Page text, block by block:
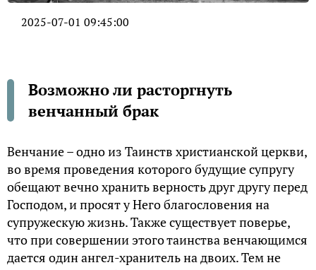
2025-07-01 09:45:00
Возможно ли расторгнуть
венчанный брак
Венчание – одно из Таинств христианской церкви,
во время проведения которого будущие супругу
обещают вечно хранить верность друг другу перед
Господом, и просят у Него благословения на
супружескую жизнь. Также существует поверье,
что при совершении этого таинства венчающимся
дается один ангел-хранитель на двоих. Тем не